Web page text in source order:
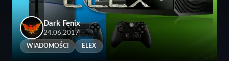
Dark Fenix
24.06.2017
WIADOMOŚCI ELEX